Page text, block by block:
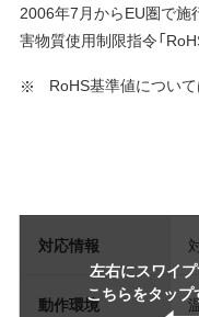
2006年7月からEU圏で施
害物質使用制限指令「
RoHS基準値につい
左右にスワイプ
こちらをタップ
対応情報
動作環境